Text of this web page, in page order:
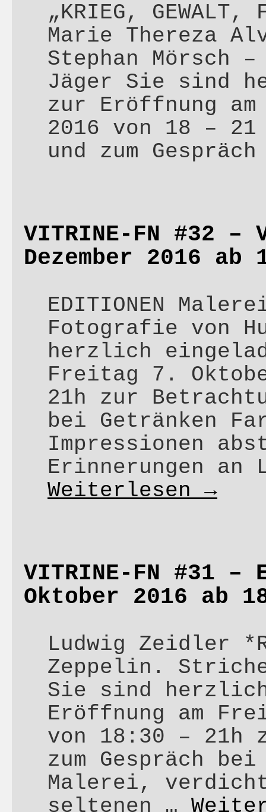
„KRIEG, GEWALT,
Marie Thereza
Stephan Mörsch
Jäger Sie sind
zur Eröffnung
2016 von 18 –
und zum
VITRINE-FN #32 –
Dezember 2016 ab
EDITIONEN
Fotografie von
herzlich
Freitag 7.
21h zur
bei Getränken
Impressionen
Erinnerungen an
Weiterlesen →
VITRINE-FN #31 –
Oktober 2016 ab
Ludwig Zeidler
Zeppelin.
Sie sind
Eröffnung am
von 18:30 – 21h
zum Gespräch
Malerei,
seltenen …